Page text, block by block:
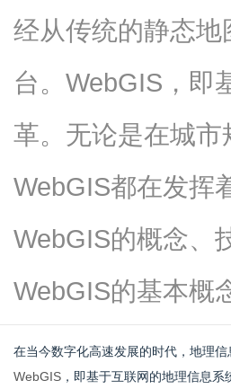
经从传统的静态
台。WebGIS，即
革。无论是在城
WebGIS都在发挥
WebGIS的概念、
WebGIS的基本概
在当今数字化高速发展的时代，地理
WebGIS ，即基于互联网的地理信息